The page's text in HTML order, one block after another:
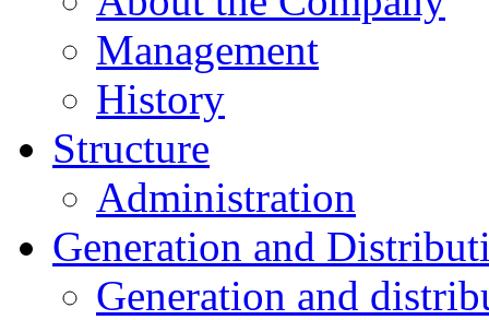
Management
History
Structure
Administration
Generation and
Generation and